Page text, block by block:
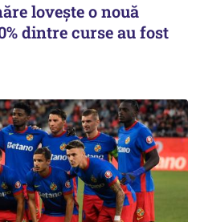
lovește o nouă
dintre curse au fost